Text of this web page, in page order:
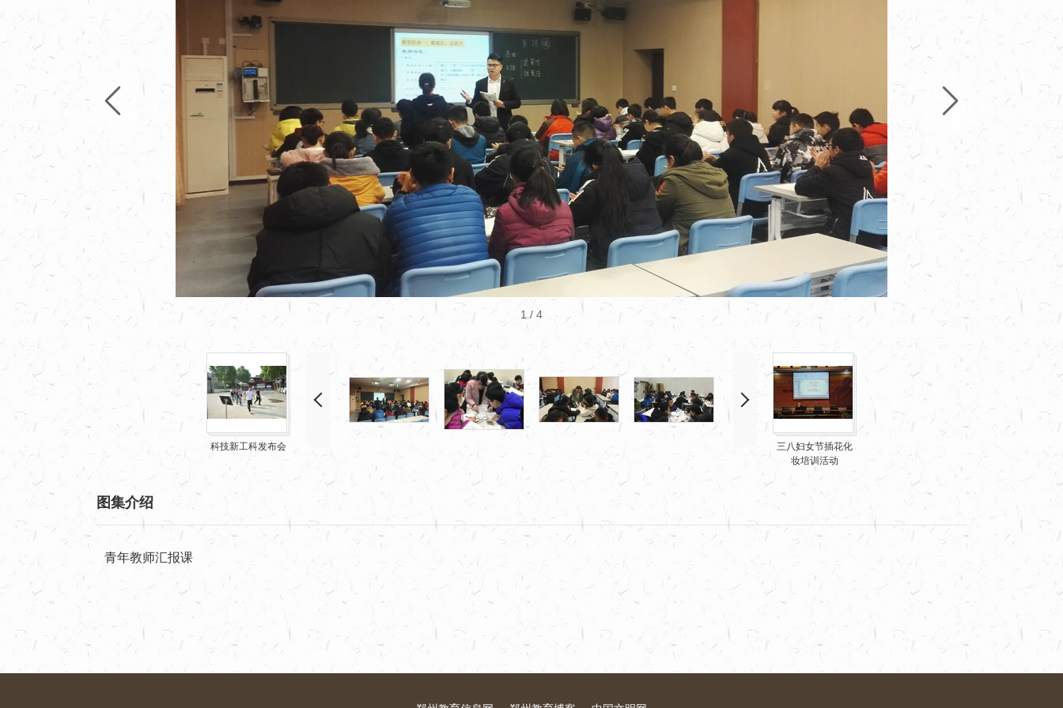
1/ 4
科技新工科发布会
三八妇女节插花化
妆培训活动
图集介绍
青年教师汇报课